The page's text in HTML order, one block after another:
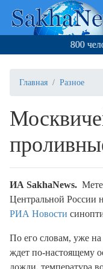
800
Главная Разное
ИА SakhaNews.
Центральной России
РИА Новости
По его словам, уже
ждет по-настоящему